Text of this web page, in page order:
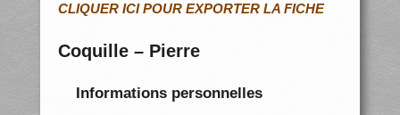
CLIQUER ICI POUR EXPORTER LA FICHE
Coquille – Pierre
Informations personnelles